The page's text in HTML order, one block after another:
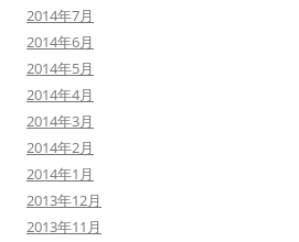
2014年7月
2014年6月
2014年5月
2014年4月
2014年3月
2014年2月
2014年1月
2013年12月
2013年11月